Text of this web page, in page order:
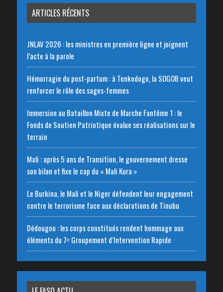
ARTICLES RÉCENTS
JNLAV 2026 : les ministres en première ligne et joignent
l’acte à la parole
Hémorragie du post-partum : à Tenkodogo, la SOGOB veut
renforcer le rôle des sages-femmes
Immersion au Bataillon Mixte de Marche Fantôme 1 : le
Fonds de Soutien Patriotique évalue ses réalisations sur le
terrain
Mali : après 5 ans de Transition, le gouvernement dresse
son bilan et fixe le cap du « Mali Kura »
Le Burkina, le Mali et le Niger défendent leur engagement
contre le terrorisme face aux déclarations de Tinubu
Dédougou : les corps constitués rendent hommage aux
éléments du 7ᵉ Groupement d’Intervention Rapide